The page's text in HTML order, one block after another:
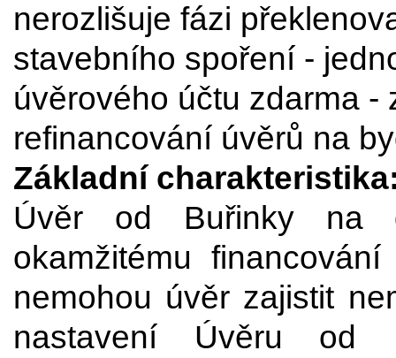
nerozlišuje fázi
stavebního spoření -
úvěrového účtu zdarma
refinancování úvěrů na
Základní
Úvěr od Buřinky na
okamžitému
nemohou úvěr zajistit
nastavení Úvěru od